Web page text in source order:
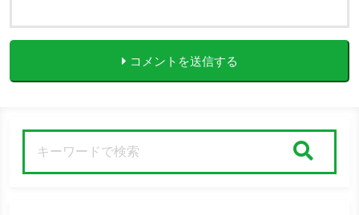
コメントを送信する